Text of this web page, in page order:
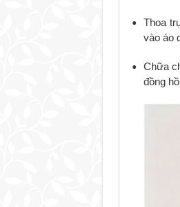
Thoa
vào áo
Chữa
đồng